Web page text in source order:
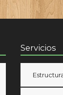
Servicios